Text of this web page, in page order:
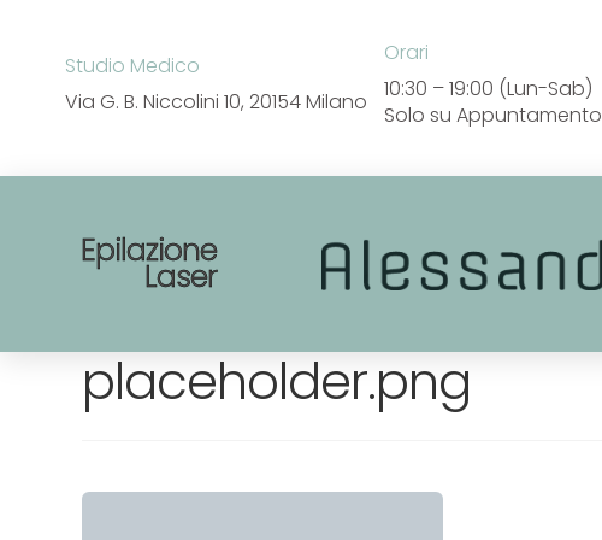
Studio Medico
Via G. B. Niccolini 10, 20154 Milano
Orari
10:30 – 19:00 (Lun-Sab)
Solo su Appuntamento
Epilazione
Laser
placeholder.png